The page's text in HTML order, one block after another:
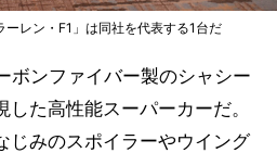
レン・F1」は同社を代表する1台だ
ボンファイバー製のシャシー
た高性能スーパーカーだ。
じみのスポイラーやウイング